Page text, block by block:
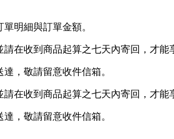
明細與訂單金額。
在收到商品起算之七天內寄回，才能
，敬請留意收件信箱。
在收到商品起算之七天內寄回，才能
，敬請留意收件信箱。